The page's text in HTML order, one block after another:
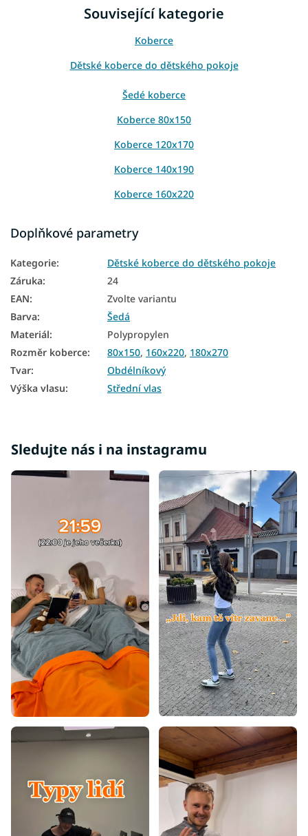
Související kategorie
Koberce
Dětské koberce do dětského pokoje
Šedé koberce
Koberce 80x150
Koberce 120x170
Koberce 140x190
Koberce 160x220
Koberce 240x330
Doplňkové parametry
Kategorie:
Dětské koberce do dětského pokoje
Záruka:
24
EAN:
Zvolte variantu
Barva:
Šedá
Materiál:
Polypropylen
Rozměr koberce: 80x150, 160x220, 180x270
Tvar:
Obdélníkový
Výška vlasu: Střední vlas
Sledujte nás i na instagramu